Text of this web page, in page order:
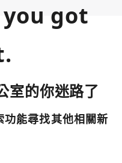
got
室的你迷路了
能尋找其他相關新
繼續
空白處，即可回到加密